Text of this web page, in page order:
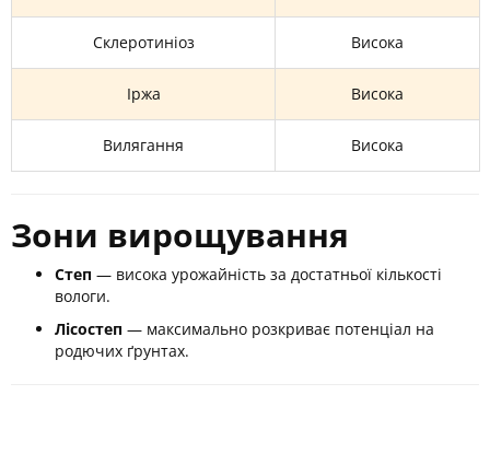
Склеротиніоз Висока
Іржа Висока
Вилягання Висока
Зони вирощування
Степ — висока урожайність за достатньої кількості
вологи.
Лісостеп — максимально розкриває потенціал на
родючих ґрунтах.